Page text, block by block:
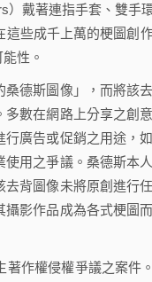
）戴著連指手套、雙手
些成千上萬的梗圖創
性。
斯圖像」，而將該
數在網路上分享之創
廣告或促銷之用途，
用之爭議。桑德斯本
背圖像未將原創進行
影作品成為各式梗圖
權侵權爭議之案件。